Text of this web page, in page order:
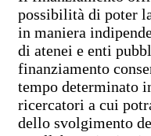
possibilità di poter
in maniera
di atenei e enti
finanziamento
tempo determinato
ricercatori a cui
dello svolgimento